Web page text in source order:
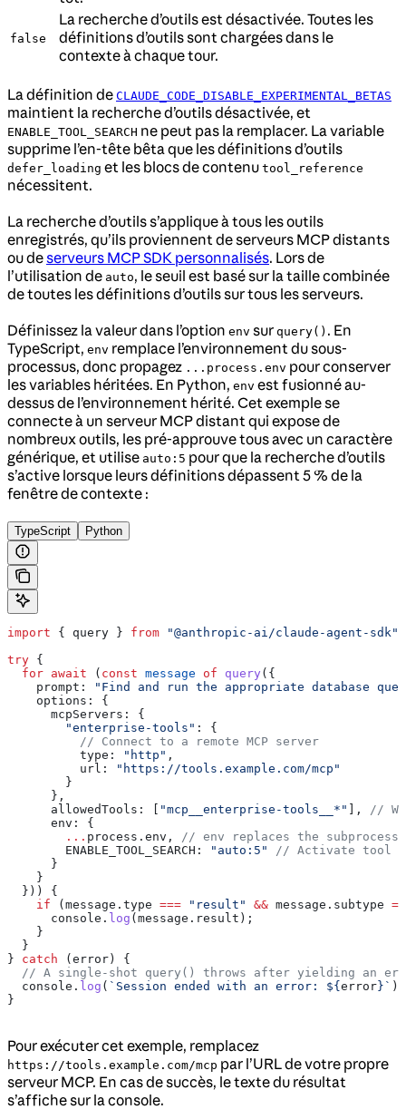
false
La recherche d’outils est désactivée. Toutes les
définitions d’outils sont chargées dans le
contexte à chaque tour.
La définition de CLAUDE_CODE_DISABLE_EXPERIMENTAL_BETAS
maintient la recherche d’outils désactivée, et
ENABLE_TOOL_SEARCH ne peut pas la remplacer. La variable
supprime l’en-tête bêta que les définitions d’outils
defer_loading et les blocs de contenu tool_reference
nécessitent.
La recherche d’outils s’applique à tous les outils
enregistrés, qu’ils proviennent de serveurs MCP distants
ou deserveurs MCP SDK personnalisés. Lors de
l’utilisation de auto, le seuil est basé sur la taille combinée
de toutes les définitions d’outils sur tous les serveurs.
Définissez la valeur dans l’option env sur query() . En
TypeScript, env remplace l’environnement du sous-
processus, donc propagez ...process.env pour conserver
les variables héritées. En Python, env est fusionné au-
dessus de l’environnement hérité. Cet exemple se
connecte à un serveur MCP distant qui expose de
nombreux outils, les pré-approuve tous avec un caractère
générique, et utilise auto:5 pour que la recherche d’outils
s’active lorsque leurs définitions dépassent 5 % de la
fenêtre de contexte :
TypeScript Python
import { query } from "@anthropic-ai/claude-agent-sdk"
try {
  for
await ( const message of query ({
    prompt:
"Find and run the appropriate database
    options:
{
      mcpServers:
{
        "enterprise-tools"
:
{
          // Connect to a remote MCP server
          type:
"http" ,
          url:
"https://tools.example.com/mcp"
        }
      },
      allowedTools:
"mcp__enterprise-tools__*" ],
//
      env:
{
        ...
process . env ,
// env replaces the
        ENABLE_TOOL_SEARCH:
"auto:5"
// Activate tool
      }
    }
  })) {
    if
( message . type === "result" && message . subtype
      console
. log ( message . result );
    }
  }
} catch ( error ) {
// A single-shot query() throws after yielding an
  console
. log ( `Session ended with an error: ${ error } ` );
}
Pour exécuter cet exemple, remplacez
https://tools.example.com/mcp par l’URL de votre propre
serveur MCP. En cas de succès, le texte du résultat
s’affiche sur la console.